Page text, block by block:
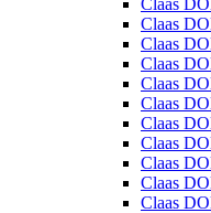
Claas
Claas
Claas
Claas
Claas
Claas
Claas
Claas
Claas
Claas
Claas